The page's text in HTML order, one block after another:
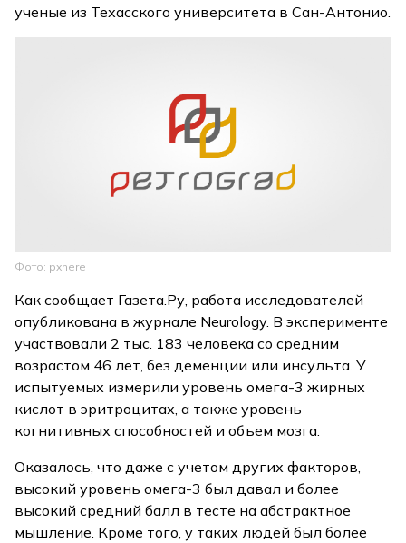
ученые из Техасского университета в Сан-Антонио.
Фото: pxhere
Как сообщает Газета.Ру, работа исследователей
опубликована в журнале Neurology. В эксперименте
участвовали 2 тыс. 183 человека со средним
возрастом 46 лет, без деменции или инсульта. У
испытуемых измерили уровень омега-3 жирных
кислот в эритроцитах, а также уровень
когнитивных способностей и объем мозга.
Оказалось, что даже с учетом других факторов,
высокий уровень омега-3 был давал и более
высокий средний балл в тесте на абстрактное
мышление. Кроме того, у таких людей был более